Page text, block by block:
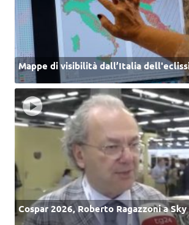
Mappe di visibilità dall’Italia
Cospar 2026, Roberto Ragazzoni a Sky